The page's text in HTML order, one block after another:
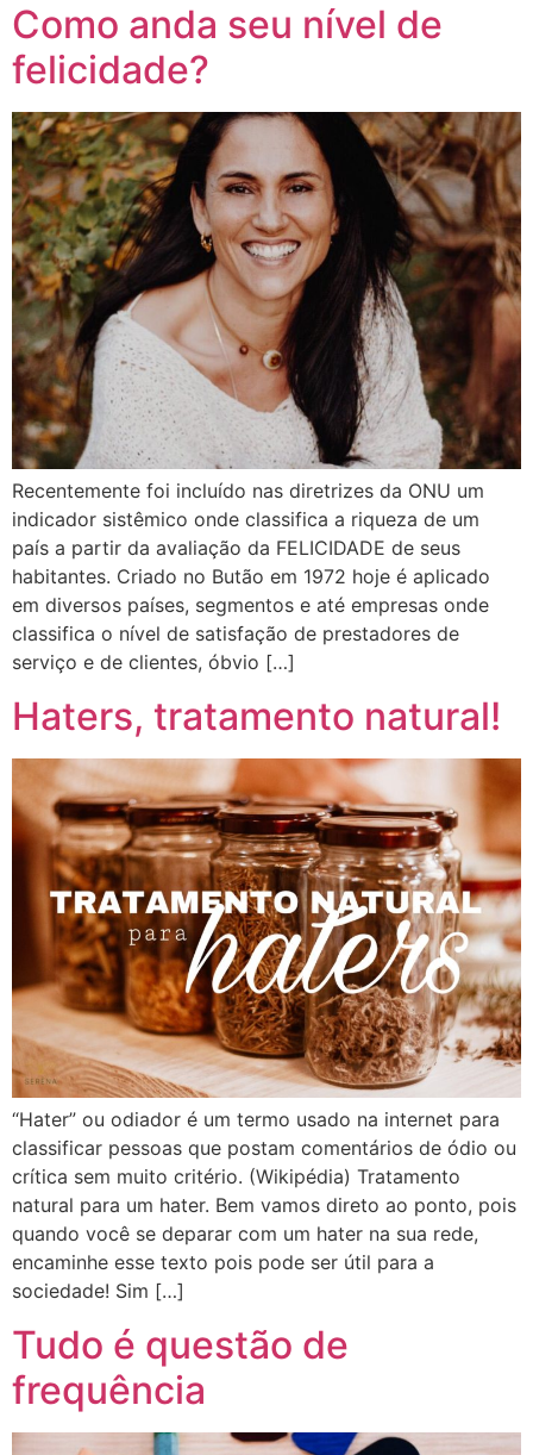
Como anda seu nível de
felicidade?
Recentemente foi incluído nas diretrizes da ONU um
indicador sistêmico onde classifica a riqueza de um
país a partir da avaliação da FELICIDADE de seus
habitantes. Criado no Butão em 1972 hoje é aplicado
em diversos países, segmentos e até empresas onde
classifica o nível de satisfação de prestadores de
serviço e de clientes, óbvio […]
Haters, tratamento natural!
“Hater” ou odiador é um termo usado na internet para
classificar pessoas que postam comentários de ódio ou
crítica sem muito critério. (Wikipédia) Tratamento
natural para um hater. Bem vamos direto ao ponto, pois
quando você se deparar com um hater na sua rede,
encaminhe esse texto pois pode ser útil para a
sociedade! Sim […]
Tudo é questão de
frequência